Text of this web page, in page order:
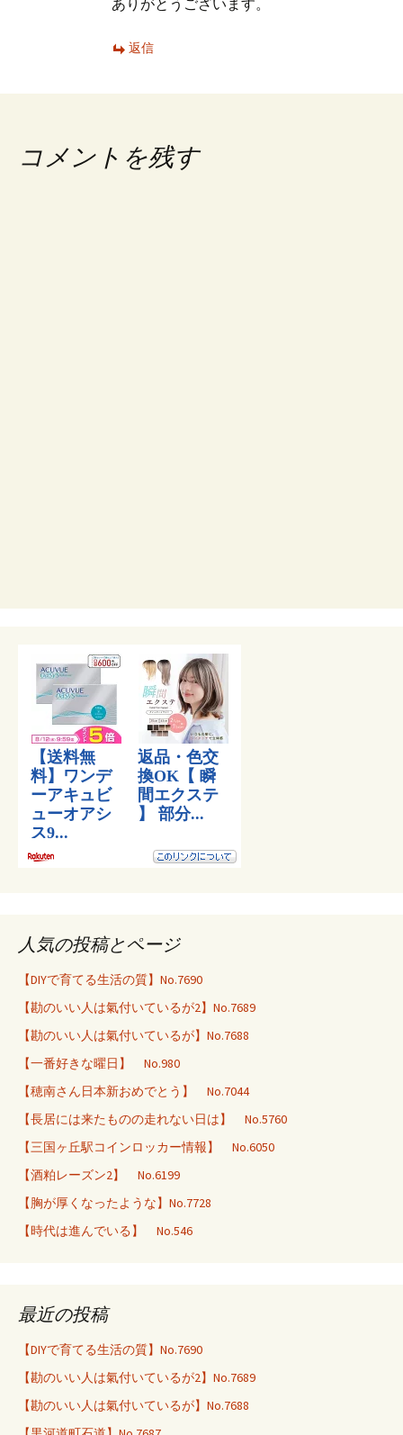
ありがとうございます。
返信
コメントを残す
人気の投稿とページ
【DIYで育てる生活の質】No.7690
【勘のいい人は氣付いているが2】No.7689
【勘のいい人は氣付いているが】No.7688
【一番好きな曜日】 No.980
【穂南さん日本新おめでとう】 No.7044
【長居には来たものの走れない日は】 No.5760
【三国ヶ丘駅コインロッカー情報】 No.6050
【酒粕レーズン2】 No.6199
【胸が厚くなったような】No.7728
【時代は進んでいる】 No.546
最近の投稿
【DIYで育てる生活の質】No.7690
【勘のいい人は氣付いているが2】No.7689
【勘のいい人は氣付いているが】No.7688